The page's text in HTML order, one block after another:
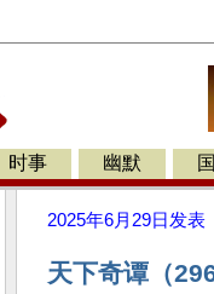
时事 幽默
2025年6月29日 发表
天下奇谭（